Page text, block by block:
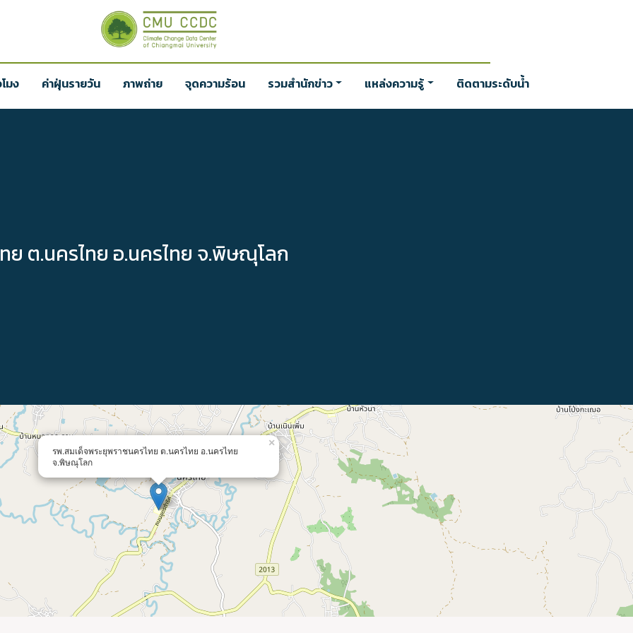
มง ค่าฝุ่นรายวัน ภาพถ่าย จุดความร้อน รวมสำนักข่าว แหล่งความรู้ ติดตามระดับน้ำ
ย ต.นครไทย อ.นครไทย จ.พิษณุโลก
รพ.สมเด็จพระยุพราชนครไทย ต.นครไทย อ.นครไทย
จ.พิษณุโลก
×